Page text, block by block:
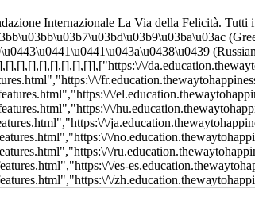
Internazionale La Via della Felicità. Tutti
\/
\/
\/
\/
\/
\/
\/
\/es-
\/